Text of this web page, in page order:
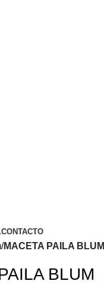
CONTACTO
MACETA PAILA BLUM
BLUM